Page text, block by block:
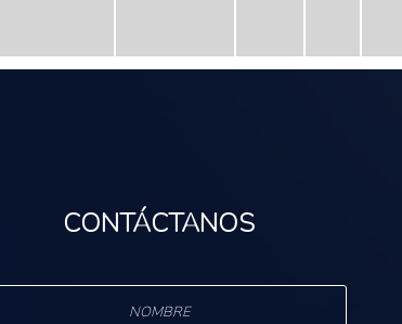
CONTÁCTANOS